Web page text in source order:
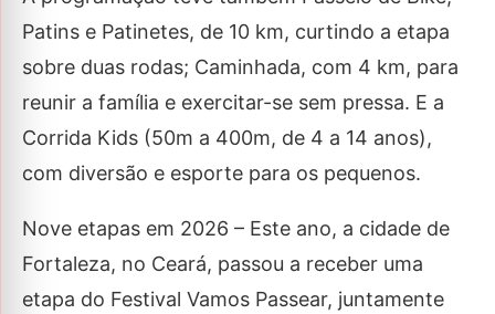
Patins e Patinetes, de 10 km, curtindo a etapa
sobre duas rodas; Caminhada, com 4 km, para
reunir a família e exercitar-se sem pressa. E a
Corrida Kids (50m a 400m, de 4 a 14 anos),
com diversão e esporte para os pequenos.
Nove etapas em 2026 – Este ano, a cidade de
Fortaleza, no Ceará, passou a receber uma
etapa do Festival Vamos Passear, juntamente